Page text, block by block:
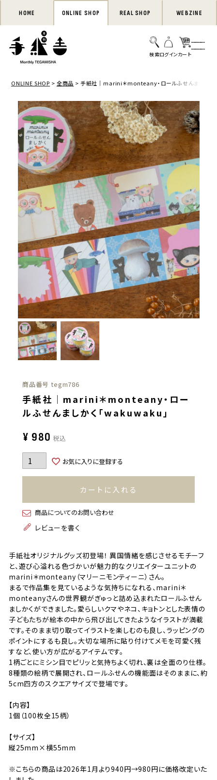
HOME ONLINE SHOP REAL SHOP WEBZINE
ONLINE SHOP 全商品 手紙社｜marini＊monteany・ロールふせんましかく
商品番号 tegm786
手紙社｜marini＊monteany・ロー
ルふせんましかく「wakuwaku」
¥ 980 税込
お気に入りに登録する
カートに入れる
商品についてのお問い合わせ
レビューを書く
手紙社オリジナルグッズ初登場！ 異国情緒を感じさせるモチーフ
と、遊び心溢れる色づかいが魅力的なクリエイターユニットの
marini＊monteany（マリーニモンティーニ）さん。
まるで作品集を見ているような気持ちになれる、marini＊
monteanyさんの世界観がぎゅっと詰め込まれたロールふせん
ましかくができました。愛らしいクマやネコ、キョトンとした表情の
子どもたちが絵本の中から飛び出してきたようなイラストが満載
です。そのまま切り取ってイラストを楽しむのも良し、ラッピングの
ポイントにするも良し。大切な場所に貼り付けてメモを可愛く残
すなど、使い方が広がるアイテムです。
1柄ごとにミシン目でピリッと気持ちよく切れ、裏は全面のり仕様。
8種類の絵柄で展開され、ロールふせんの機能面はそのままに、約
5cm四方のスクエアサイズで登場です。
【内容】
1個（100枚全15柄）
【サイズ】
縦25mm×横55mm
※こちらの商品は2026年1月より940円→980円に価格改定いた